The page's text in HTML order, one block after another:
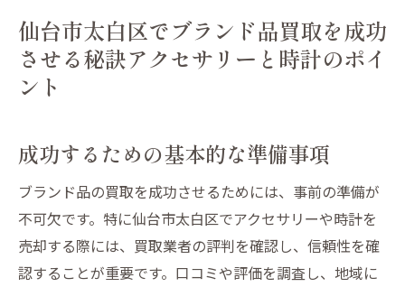
信頼できる買取業者の選び方
売却後のフォローアップサービスを活用す
白区でのアクセサリーと時計の買取法
理想的な業者を選ぶためのチェックポイン
ト
評判と顧客レビューの重要性
仙台市太白区での買取店舗の特徴
仙台市太白区でブランド品買取を成功
させる秘訣アクセサリーと時計のポイ
ント
成功するための基本的な準備事項
ブランド品の買取を成功させるためには、事前の準備が
不可欠です。特に仙台市太白区でアクセサリーや時計を
売却する際には、買取業者の評判を確認し、信頼性を確
認することが重要です。口コミや評価を調査し、地域に